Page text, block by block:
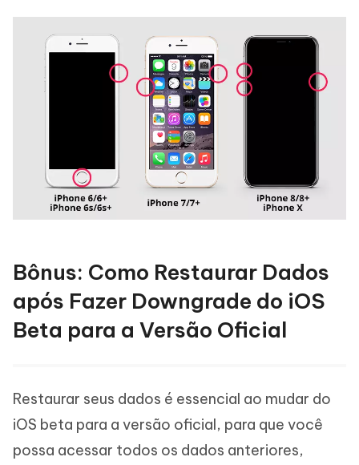
Bônus: Como Restaurar Dados
após Fazer Downgrade do iOS
Beta para a Versão Oficial
Restaurar seus dados é essencial ao mudar do
iOS beta para a versão oficial, para que você
possa acessar todos os dados anteriores,